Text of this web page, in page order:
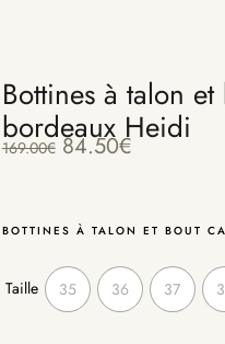
Bottines à talon
bordeaux Heidi
169.00€ 84.50€
BOTTINES À TALON ET BOUT
Taille 35 36 37